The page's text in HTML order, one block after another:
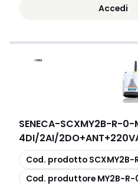
Accedi
SENECA-SCXMY2B-R-0-
4DI/2AI/
copia
Cod. prodotto
copia
Cod. produttore MY2B-